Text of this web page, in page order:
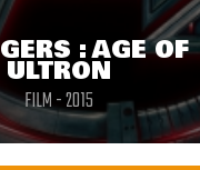
: AGE OF
ULTRON
FILM - 2015